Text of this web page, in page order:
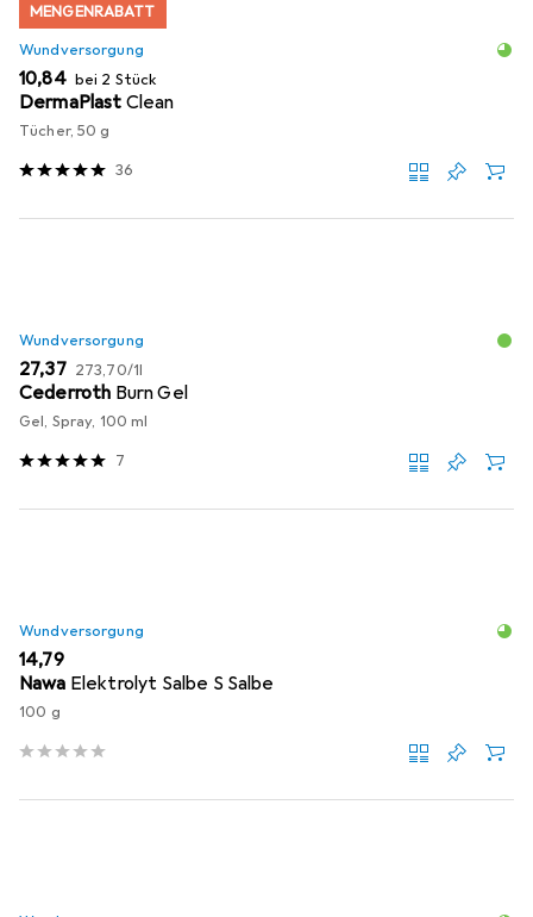
MENGENRABATT
Wundversorgung
EUR
10,84 bei 2 Stück
DermaPlast Clean
Tücher, 50 g
36
Wundversorgung
EUR
27,37 EUR
273,70/1l
Cederroth Burn Gel
Gel, Spray, 100 ml
7
Wundversorgung
EUR
14,79
Nawa Elektrolyt Salbe S Salbe
100 g